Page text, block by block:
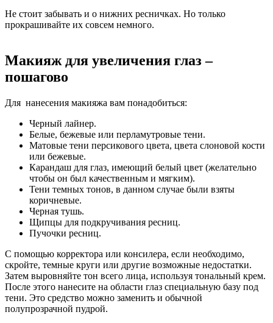
Не стоит забывать и о нижних ресничках. Но только
прокрашивайте их совсем немного.
Макияж для увеличения глаз –
пошагово
Для нанесения макияжа вам понадобиться:
Черный лайнер.
Белые, бежевые или перламутровые тени.
Матовые тени персикового цвета, цвета слоновой кости
или бежевые.
Карандаш для глаз, имеющий белый цвет (желательно
чтобы он был качественным и мягким).
Тени темных тонов, в данном случае были взяты
коричневые.
Черная тушь.
Щипцы для подкручивания ресниц.
Пучочки ресниц.
С помощью корректора или консилера, если необходимо,
скройте, темные круги или другие возможные недостатки.
Затем выровняйте тон всего лица, используя тональный крем.
После этого нанесите на области глаз специальную базу под
тени. Это средство можно заменить и обычной
полупрозрачной пудрой.